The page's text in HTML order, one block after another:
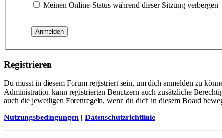
Meinen Online-Status während dieser Sitzung verbergen
Registrieren
Du musst in diesem Forum registriert sein, um dich anmelden zu
Administration kann registrierten Benutzern auch zusätzliche
auch die jeweiligen Forenregeln, wenn du dich in diesem Board
Nutzungsbedingungen | Datenschutzrichtlinie